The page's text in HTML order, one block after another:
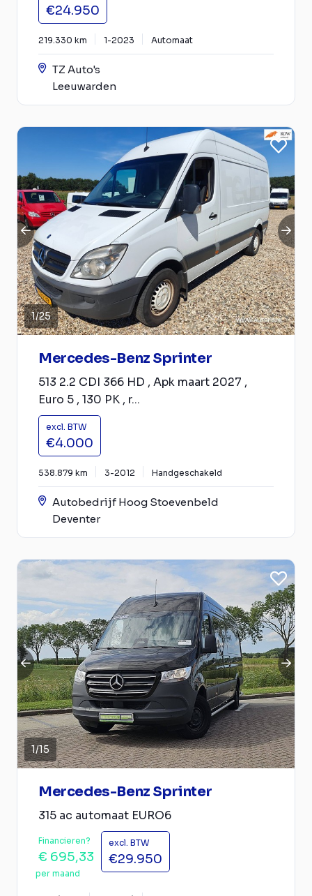
€24.950
219.330 km 1-2023 Automaat
TZ Auto's
Leeuwarden
1/25
Mercedes-Benz Sprinter
513 2.2 CDI 366 HD , Apk maart 2027 ,
Euro 5 , 130 PK , r...
excl. BTW
€4.000
538.879 km 3-2012 Handgeschakeld
Autobedrijf Hoog Stoevenbeld
Deventer
1/15
Mercedes-Benz Sprinter
315 ac automaat EURO6
Financieren?
€ 695,33
per maand
excl. BTW
€29.950